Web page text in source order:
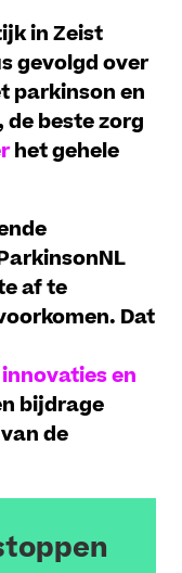
in Zeist
gevolgd over
parkinson en
beste zorg
het gehele
af te
Dat
en
bijdrage
de